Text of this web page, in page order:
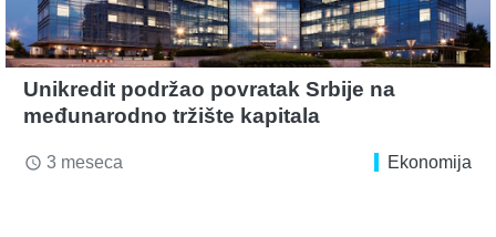
Unikredit podržao povratak Srbije na
međunarodno tržište kapitala
access_time 3 meseca Ekonomija